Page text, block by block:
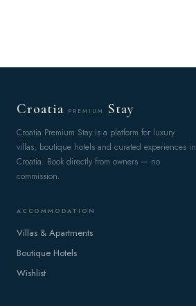
Croatia PREMIUM Stay
Croatia Premium Stay is a platform for luxury
villas, boutique hotels and curated experiences in
Croatia. Book directly from owners — no
commission.
ACCOMMODATION
Villas & Apartments
Boutique Hotels
Wishlist